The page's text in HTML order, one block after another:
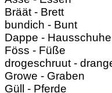
Bräät - Brett
bundich - Bunt
Dappe - Hausschuhe
Föss - Füße
drogeschruut -
Growe - Graben
Güll - Pferde